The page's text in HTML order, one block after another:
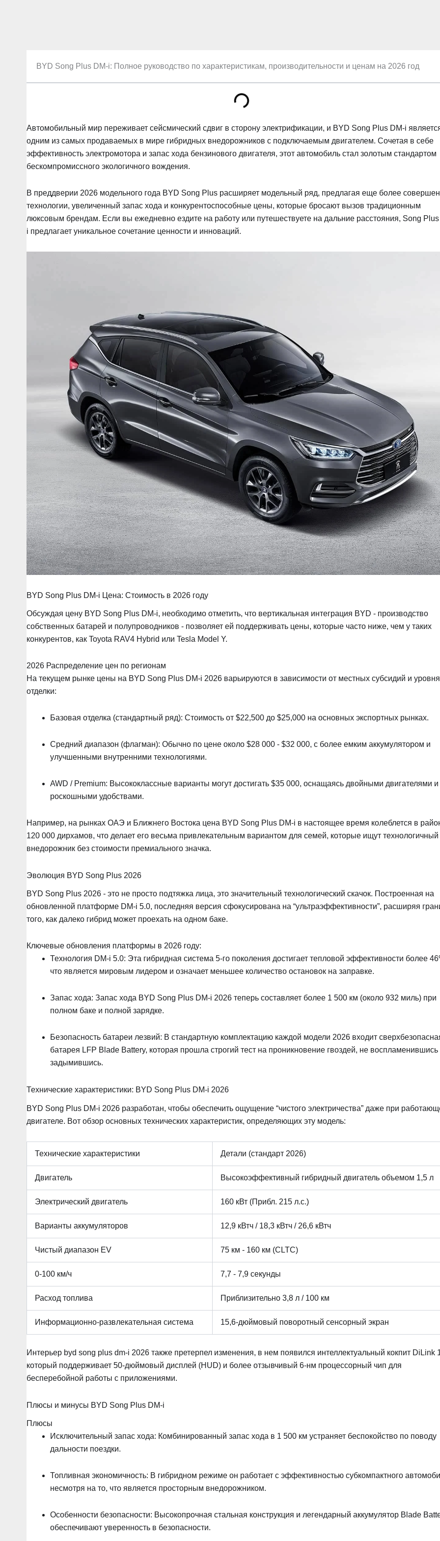
BYD Song Plus DM-i: Полное руководство по характеристикам, производительности и ценам на 2026 год
Автомобильный мир переживает сейсмический сдвиг в сторону электрификации, и BYD Song Plus DM-i
одним из самых продаваемых в мире гибридных внедорожников с подключаемым двигателем. Сочетая в себе
эффективность электромотора и запас хода бензинового двигателя, этот автомобиль стал золотым стандартом
бескомпромиссного экологичного вождения.
В преддверии 2026 модельного года BYD Song Plus расширяет модельный ряд, предлагая еще более
технологии, увеличенный запас хода и конкурентоспособные цены, которые бросают вызов традиционным
люксовым брендам. Если вы ежедневно ездите на работу или путешествуете на дальние расстояния, Song
i предлагает уникальное сочетание ценности и инноваций.
BYD Song Plus DM-i Цена: Стоимость в 2026 году
Обсуждая цену BYD Song Plus DM-i, необходимо отметить, что вертикальная интеграция BYD - производство
собственных батарей и полупроводников - позволяет ей поддерживать цены, которые часто ниже, чем у таких
конкурентов, как Toyota RAV4 Hybrid или Tesla Model Y.
2026 Распределение цен по регионам
На текущем рынке цены на BYD Song Plus DM-i 2026 варьируются в зависимости от местных субсидий и уровня
отделки:
Базовая отделка (стандартный ряд): Стоимость от $22,500 до $25,000 на основных экспортных рынках.
Средний диапазон (флагман): Обычно по цене около $28 000 - $32 000, с более емким аккумулятором и
улучшенными внутренними технологиями.
AWD / Premium: Высококлассные варианты могут достигать $35 000, оснащаясь двойными двигателями и
роскошными удобствами.
Например, на рынках ОАЭ и Ближнего Востока цена BYD Song Plus DM-i в настоящее время колеблется в
120 000 дирхамов, что делает его весьма привлекательным вариантом для семей, которые ищут технологичный
внедорожник без стоимости премиального значка.
Эволюция BYD Song Plus 2026
BYD Song Plus 2026 - это не просто подтяжка лица, это значительный технологический скачок. Построенная на
обновленной платформе DM-i 5.0, последняя версия сфокусирована на “ультраэффективности”, расширяя
того, как далеко гибрид может проехать на одном баке.
Ключевые обновления платформы в 2026 году:
Технология DM-i 5.0: Эта гибридная система 5-го поколения достигает тепловой эффективности более
что является мировым лидером и означает меньшее количество остановок на заправке.
Запас хода: Запас хода BYD Song Plus DM-i 2026 теперь составляет более 1 500 км (около 932 миль) при
полном баке и полной зарядке.
Безопасность батареи лезвий: В стандартную комплектацию каждой модели 2026 входит
батарея LFP Blade Battery, которая прошла строгий тест на проникновение гвоздей, не воспламенившись
задымившись.
Технические характеристики: BYD Song Plus DM-i 2026
BYD Song Plus DM-i 2026 разработан, чтобы обеспечить ощущение “чистого электричества” даже при
двигателе. Вот обзор основных технических характеристик, определяющих эту модель:
Технические характеристики Детали (стандарт 2026)
Двигатель Высокоэффективный гибридный двигатель объемом 1,5 л
Электрический двигатель 160 кВт (Прибл. 215 л.с.)
Варианты аккумуляторов 12,9 кВтч / 18,3 кВтч / 26,6 кВтч
Чистый диапазон EV 75 км - 160 км (CLTC)
0-100 км/ч 7,7 - 7,9 секунды
Расход топлива Приблизительно 3,8 л / 100 км
Информационно-развлекательная система 15,6-дюймовый поворотный сенсорный экран
Интерьер byd song plus dm-i 2026 также претерпел изменения, в нем появился интеллектуальный кокпит DiLink
который поддерживает 50-дюймовый дисплей (HUD) и более отзывчивый 6-нм процессорный чип для
бесперебойной работы с приложениями.
Плюсы и минусы BYD Song Plus DM-i
Плюсы
Исключительный запас хода: Комбинированный запас хода в 1 500 км устраняет беспокойство по поводу
дальности поездки.
Топливная экономичность: В гибридном режиме он работает с эффективностью субкомпактного
несмотря на то, что является просторным внедорожником.
Особенности безопасности: Высокопрочная стальная конструкция и легендарный аккумулятор Blade
обеспечивают уверенность в безопасности.